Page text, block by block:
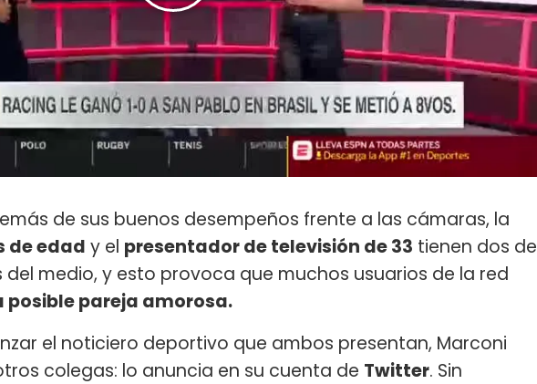
de sus buenos desempeños frente a las cámaras, la
de edad y el presentador de televisión de 33 tienen dos de
medio, y esto provoca que muchos usuarios de la red
posible pareja amorosa.
el noticiero deportivo que ambos presentan, Marconi
colegas: lo anuncia en su cuenta de Twitter. Sin